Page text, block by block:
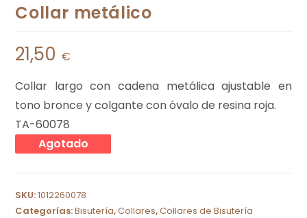
Collar metálico
21,50 €
Collar largo con cadena metálica ajustable en
tono bronce y colgante con óvalo de resina roja.
TA-60078
Agotado
SKU:1012260078
Categorías:Bisutería,Collares,Collares de Bisutería